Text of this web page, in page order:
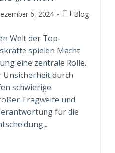
6, 2024
Beitrags-
Blog
Welt der Top-
spielen Macht
eine zentrale Rolle.
Unsicherheit durch
schwierige
Tragweite und
für die